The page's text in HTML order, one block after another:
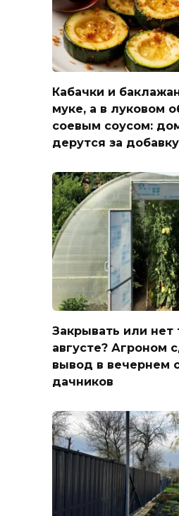
Кабачки и
муке, а в луковом
соевым соусом:
дерутся за добавку
Закрывать или нет
августе? Агроном
вывод в вечернем
дачников